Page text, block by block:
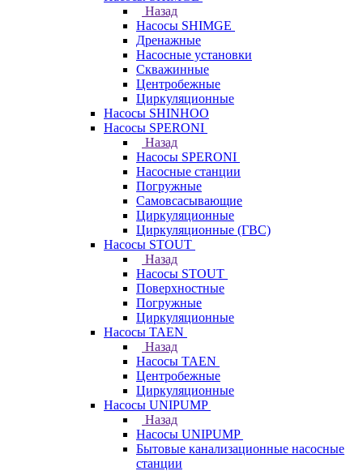
Назад
Насосы SHIMGE
Дренажные
Насосные установки
Скважинные
Центробежные
Циркуляционные
Насосы SHINHOO
Насосы SPERONI
Назад
Насосы SPERONI
Насосные станции
Погружные
Самовсасывающие
Циркуляционные
Циркуляционные (ГВС)
Насосы STOUT
Назад
Насосы STOUT
Поверхностные
Погружные
Циркуляционные
Насосы TAEN
Назад
Насосы TAEN
Центробежные
Циркуляционные
Насосы UNIPUMP
Назад
Насосы UNIPUMP
Бытовые канализационные насосные
станции